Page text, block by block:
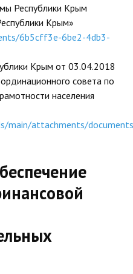
Республики Крым
Крым»
6b5cff3e-6be2-4db3-
Крым от 03.04.2018
совета по
населения
main/attachments/